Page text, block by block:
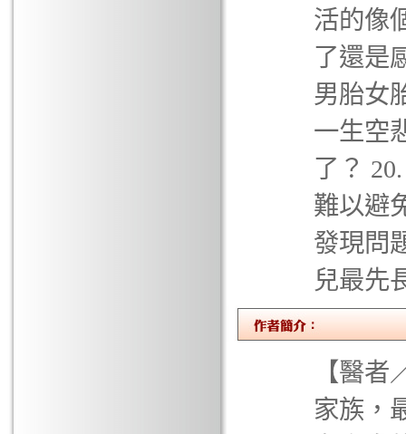
活的像
了還是
男胎女
一生空
了？
難以避
發現問
兒最先
【醫
家族，